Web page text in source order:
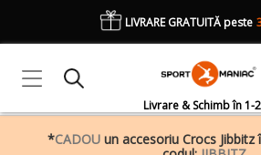
Livrare & Schimb în 1-
LIVRARE GRATUITĂ peste
*CADOU un accesoriu Crocs Jibbitz